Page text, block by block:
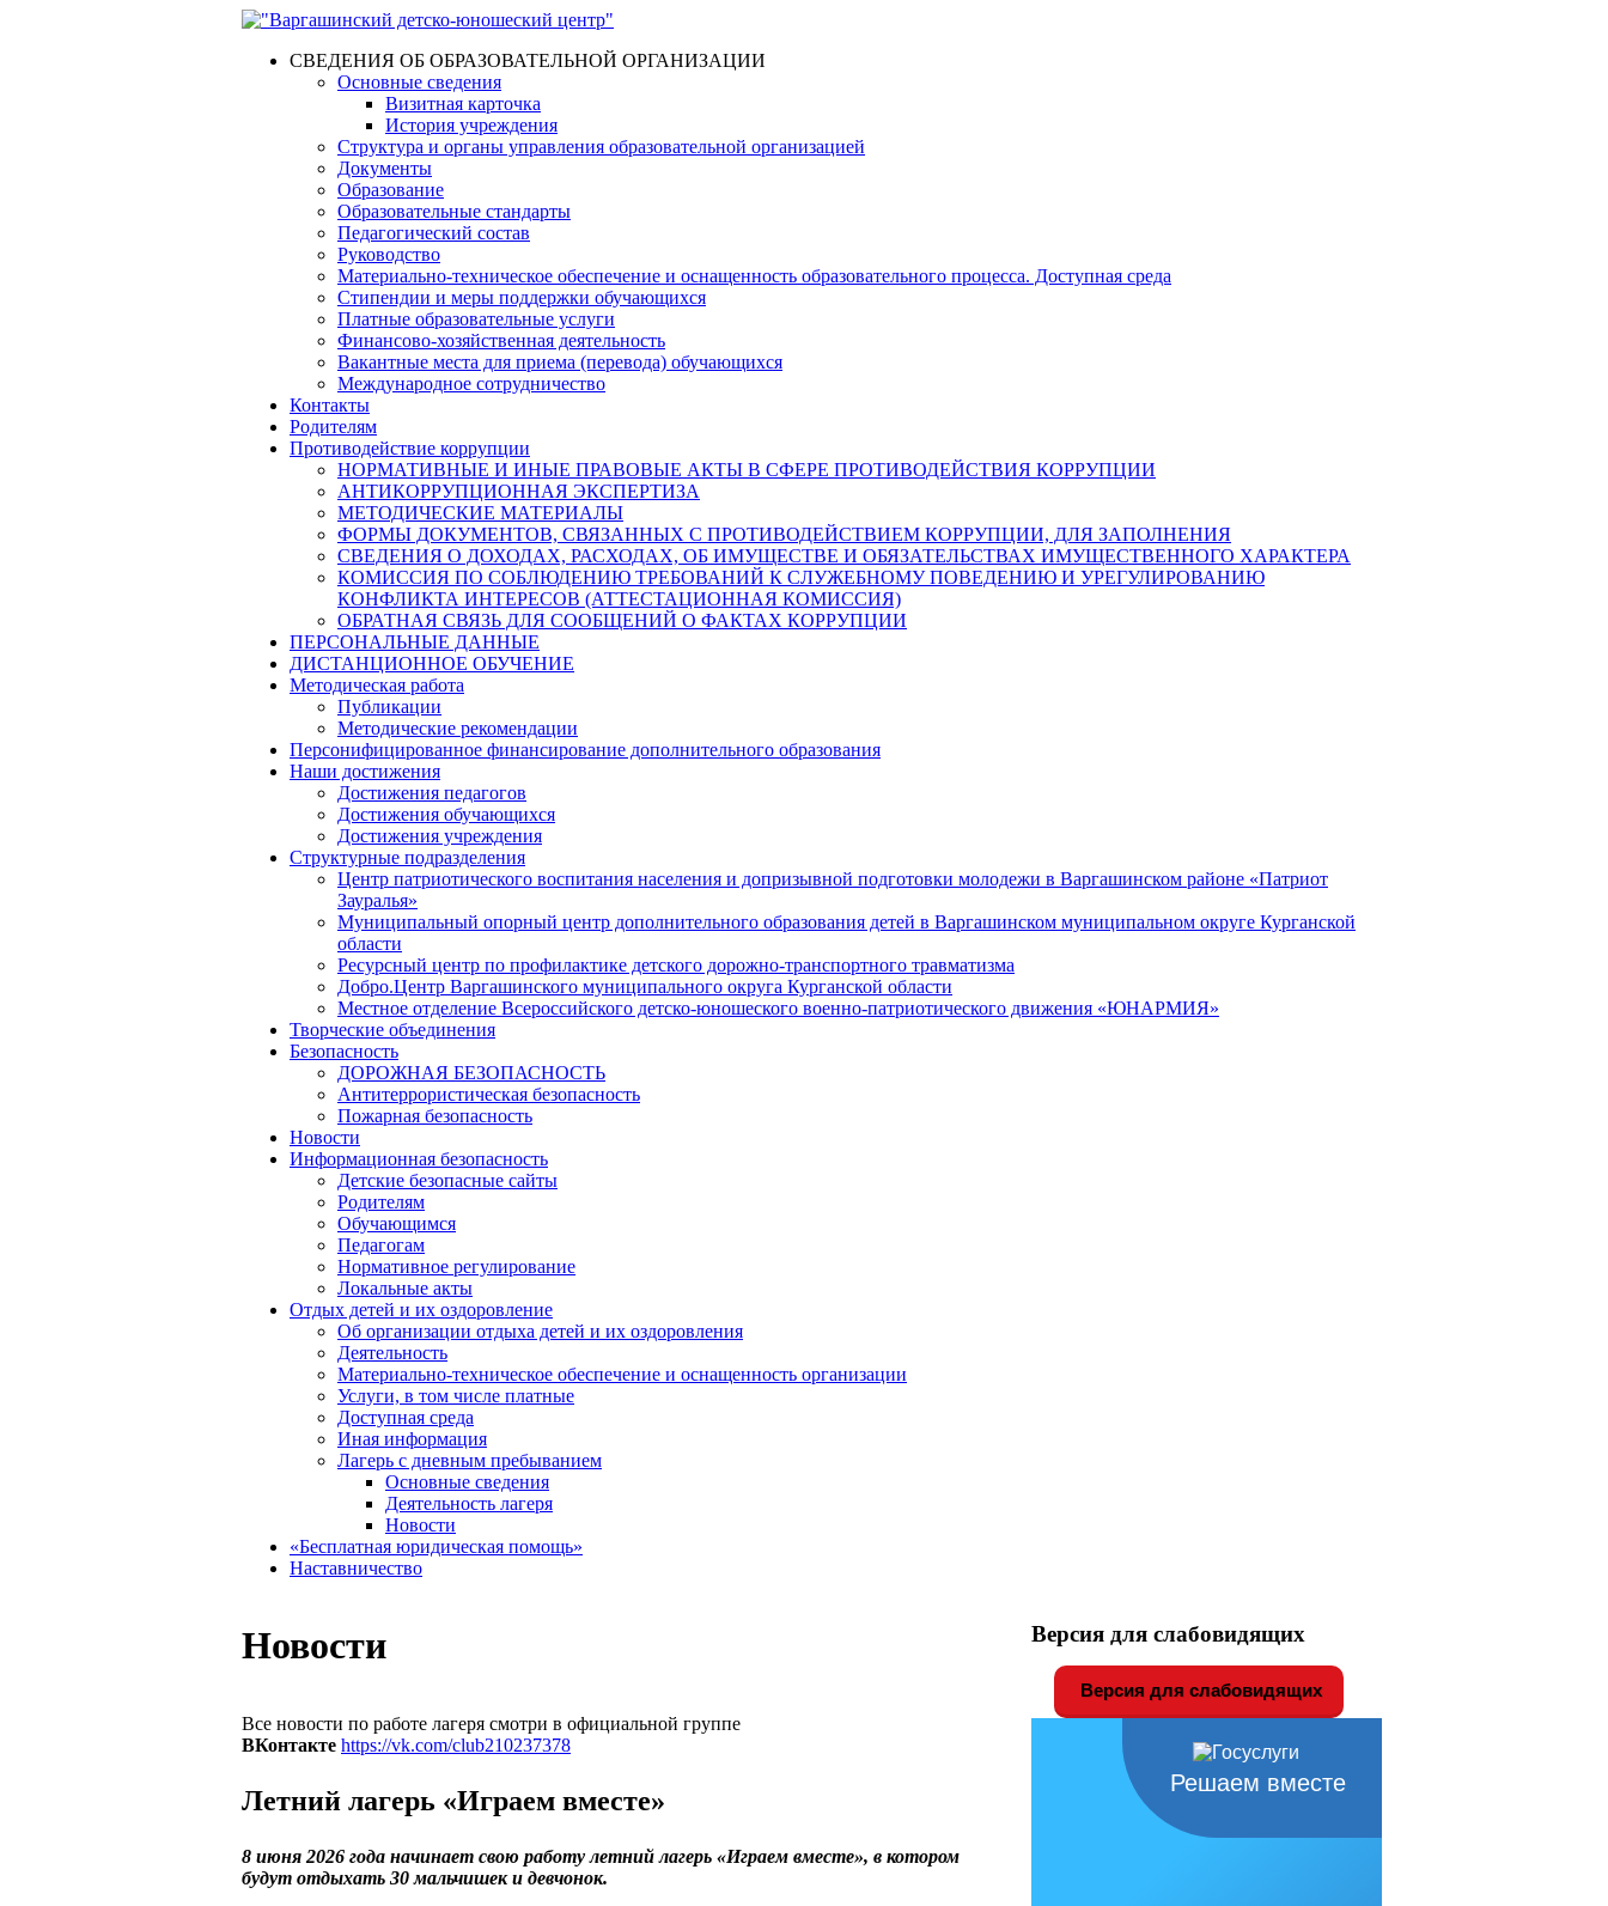
СВЕДЕНИЯ ОБ ОБРАЗОВАТЕЛЬНОЙ ОРГАНИЗАЦИИ
Основные сведения
Визитная карточка
История учреждения
Структура и органы управления образовательной организацией
Документы
Образование
Образовательные стандарты
Педагогический состав
Руководство
Материально-техническое обеспечение и оснащенность образовательного процесса. Доступная среда
Стипендии и меры поддержки обучающихся
Платные образовательные услуги
Финансово-хозяйственная деятельность
Вакантные места для приема (перевода) обучающихся
Международное сотрудничество
Контакты
Родителям
Противодействие коррупции
НОРМАТИВНЫЕ И ИНЫЕ ПРАВОВЫЕ АКТЫ В СФЕРЕ ПРОТИВОДЕЙСТВИЯ КОРРУПЦИИ
АНТИКОРРУПЦИОННАЯ ЭКСПЕРТИЗА
МЕТОДИЧЕСКИЕ МАТЕРИАЛЫ
ФОРМЫ ДОКУМЕНТОВ, СВЯЗАННЫХ С ПРОТИВОДЕЙСТВИЕМ КОРРУПЦИИ, ДЛЯ ЗАПОЛНЕНИЯ
СВЕДЕНИЯ О ДОХОДАХ, РАСХОДАХ, ОБ ИМУЩЕСТВЕ И ОБЯЗАТЕЛЬСТВАХ ИМУЩЕСТВЕННОГО ХАРАКТЕРА
КОМИССИЯ ПО СОБЛЮДЕНИЮ ТРЕБОВАНИЙ К СЛУЖЕБНОМУ ПОВЕДЕНИЮ И УРЕГУЛИРОВАНИЮ
КОНФЛИКТА ИНТЕРЕСОВ (АТТЕСТАЦИОННАЯ КОМИССИЯ)
ОБРАТНАЯ СВЯЗЬ ДЛЯ СООБЩЕНИЙ О ФАКТАХ КОРРУПЦИИ
ПЕРСОНАЛЬНЫЕ ДАННЫЕ
ДИСТАНЦИОННОЕ ОБУЧЕНИЕ
Методическая работа
Публикации
Методические рекомендации
Персонифицированное финансирование дополнительного образования
Наши достижения
Достижения педагогов
Достижения обучающихся
Достижения учреждения
Структурные подразделения
Центр патриотического воспитания населения и допризывной подготовки молодежи в Варгашинском районе «Патриот
Зауралья»
Муниципальный опорный центр дополнительного образования детей в Варгашинском муниципальном округе Курганской
области
Ресурсный центр по профилактике детского дорожно-транспортного травматизма
Добро.Центр Варгашинского муниципального округа Курганской области
Местное отделение Всероссийского детско-юношеского военно-патриотического движения «ЮНАРМИЯ»
Творческие объединения
Безопасность
ДОРОЖНАЯ БЕЗОПАСНОСТЬ
Антитеррористическая безопасность
Пожарная безопасность
Новости
Информационная безопасность
Детские безопасные сайты
Родителям
Обучающимся
Педагогам
Нормативное регулирование
Локальные акты
Отдых детей и их оздоровление
Об организации отдыха детей и их оздоровления
Деятельность
Материально-техническое обеспечение и оснащенность организации
Услуги, в том числе платные
Доступная среда
Иная информация
Лагерь с дневным пребыванием
Основные сведения
Деятельность лагеря
Новости
«Бесплатная юридическая помощь»
Наставничество
Новости
Все новости по работе лагеря смотри в официальной группе
ВКонтакте https://vk.com/club210237378
Летний лагерь «Играем вместе»
8 июня 2026 года начинает свою работу летний лагерь «Играем вместе», в котором
будут отдыхать 30 мальчишек и девчонок.
Версия для слабовидящих
Версия для слабовидящих
Решаем вместе